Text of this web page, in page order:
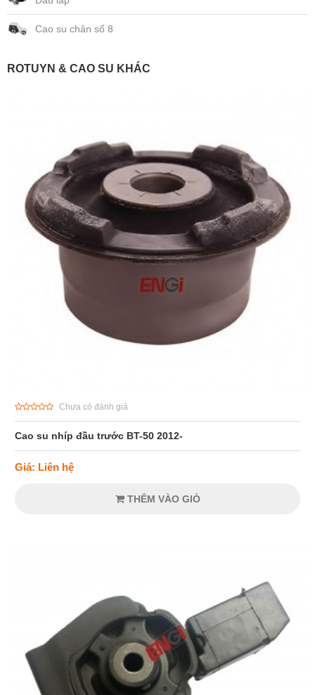
Cao su chân số 8
ROTUYN & CAO SU KHÁC
Chưa có đánh giá
Cao su nhíp đầu trước BT-50 2012-
Giá: Liên hệ
THÊM VÀO GIỎ